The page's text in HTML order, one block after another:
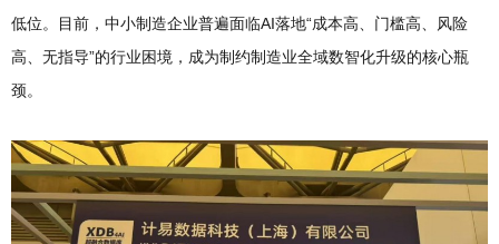
低位。目前，中小制造企业普遍面临AI落地“成本高、门槛高、风险
高、无指导”的行业困境，成为制约制造业全域数智化升级的核心瓶
颈。